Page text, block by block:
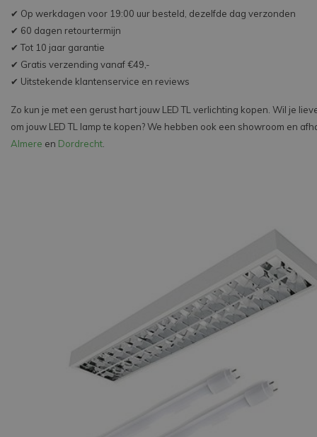
✔ Op werkdagen voor 19:00 uur besteld, dezelfde dag verzonden
✔ 60 dagen retourtermijn
✔ Tot 10 jaar garantie
✔ Gratis verzending vanaf €49,-
✔ Uitstekende klantenservice en reviews
Zo kun je met een gerust hart jouw LED TL verlichting kopen. Wil je
om jouw LED TL lamp te kopen? We hebben ook een showroom en
Almere en Dordrecht.